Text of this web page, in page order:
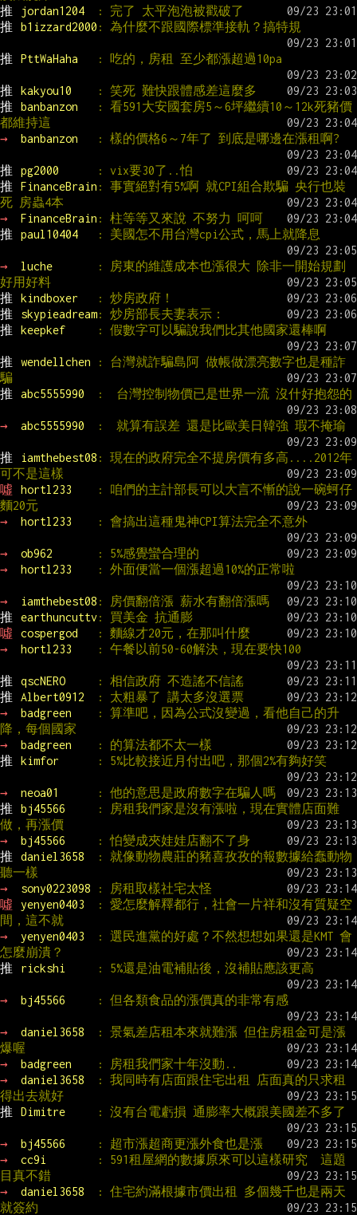
推
jordan1204
: 完了 太平泡泡被戳破了
推
b1izzard2000 : 為什麼不跟國際標準接軌？搞特規
推 PttWaHaha : 吃的，房租 至少都漲超過10pa
推 kakyou10
: 笑死 難快跟體感差這麼多
推
banbanzon
: 看591大安國套房5～6坪繼續10～12k死豬價
都維持這
→
banbanzon : 樣的價格6～7年了 到底是哪邊在漲租啊?
推 pg2000
: vix要30了..怕
推
FinanceBrain : 事實絕對有5%啊 就CPI組合欺騙 央行也裝
死 房蟲4本
→
FinanceBrain : 柱等等又來說 不努力 呵呵
推
paul10404 : 美國怎不用台灣cpi公式，馬上就降息
→ luche
: 房東的維護成本也漲很大 除非一開始規劃
好用好料
推
kindboxer
: 炒房政府！
推
skypieadream: 炒房部長夫妻表示：
推
keepkef : 假數字可以騙說我們比其他國家還棒啊
推 wendellchen
: 台灣就詐騙島阿 做帳做漂亮數字也是種詐
騙
推
abc5555990 :  台灣控制物價已是世界一流 沒什好抱怨的
→ abc5555990 :  就算有誤差 還是比歐美日韓強 瑕不掩瑜
推 iamthebest08 : 現在的政府完全不提房價有多高....2012年
可不是這樣
噓
hortl233
: 咱們的主計部長可以大言不慚的說一碗蚵仔
麵20元
→
hortl233 : 會搞出這種鬼神CPI算法完全不意外
→ ob962
: 5%感覺蠻合理的
→
hortl233 : 外面便當一個漲超過10%的正常啦
→ iamthebest08 : 房價翻倍漲 薪水有翻倍漲嗎
推
earthuncuttv: 買美金 抗通膨
噓
cospergod
: 麵線才20元，在那叫什麼
→
hortl233 : 午餐以前50-60解決，現在要快100
推 qscNERO
: 相信政府 不造謠不信謠
推
Albert0912
: 太粗暴了 講太多沒選票
→
badgreen
: 算準吧，因為公式沒變過，看他自己的升
降，每個國家
→
badgreen
: 的算法都不太一樣
推
kimfor : 5%比較接近月付出吧，那個2%有夠好笑
→ neoa01
: 他的意思是政府數字在騙人嗎
推
bj45566
: 房租我們家是沒有漲啦，現在實體店面難
做，再漲價
→
bj45566
: 怕變成夾娃娃店翻不了身
推
daniel3658
: 就像動物農莊的豬喜孜孜的報數據給蠢動物
聽一樣
→
sony0223098
: 房租取樣社宅太怪
噓
yenyen0403
: 愛怎麼解釋都行，社會一片祥和沒有質疑空
間，這不就
→
yenyen0403
: 選民進黨的好處？不然想想如果還是KMT 會
怎麼崩潰？
推
rickshi : 5%還是油電補貼後，沒補貼應該更高
→ bj45566 : 但各類食品的漲價真的非常有感
→ daniel3658
: 景氣差店租本來就難漲 但住房租金可是漲
爆喔
→
badgreen
: 房租我們家十年沒動..
→
daniel3658
: 我同時有店面跟住宅出租 店面真的只求租
得出去就好
推
Dimitre : 沒有台電虧損 通膨率大概跟美國差不多了
→ bj45566
: 超市漲超商更漲外食也是漲
→
cc9i
: 591租屋網的數據原來可以這樣研究  這題
目真不錯
→
daniel3658
: 住宅約滿根據市價出租 多個幾千也是兩天
就簽約